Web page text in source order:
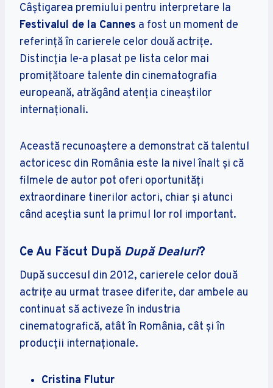
Câștigarea premiului pentru interpretare la
Festivalul de la Cannes a fost un moment de
referință în carierele celor două actrițe.
Distincția le-a plasat pe lista celor mai
promițătoare talente din cinematografia
europeană, atrăgând atenția cineaștilor
internaționali.
Această recunoaștere a demonstrat că talentul
actoricesc din România este la nivel înalt și că
filmele de autor pot oferi oportunități
extraordinare tinerilor actori, chiar și atunci
când aceștia sunt la primul lor rol important.
Ce Au Făcut După După Dealuri?
După succesul din 2012, carierele celor două
actrițe au urmat trasee diferite, dar ambele au
continuat să activeze în industria
cinematografică, atât în România, cât și în
producții internaționale.
Cristina Flutur